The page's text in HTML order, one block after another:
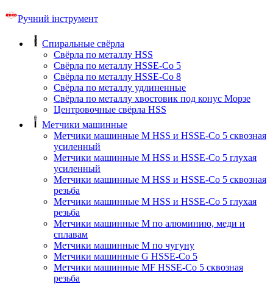
Ручний інструмент
Спиральные свёрла
Свёрла по металлу HSS
Свёрла по металлу HSSE-Co 5
Свёрла по металлу HSSE-Co 8
Свёрла по металлу удлиненные
Свёрла по металлу хвостовик под конус Морзе
Центровочные свёрла HSS
Метчики машинные
Метчики машинные M HSS и HSSE-Co 5 сквозная
усиленный
Метчики машинные M HSS и HSSE-Co 5 глухая
усиленный
Метчики машинные M HSS и HSSE-Co 5 сквозная
резьба
Метчики машинные M HSS и HSSE-Co 5 глухая
резьба
Метчики машинные M по алюминию, меди и
сплавам
Метчики машинные M по чугуну
Метчики машинные G HSSE-Co 5
Метчики машинные MF HSSE-Co 5 сквозная
резьба